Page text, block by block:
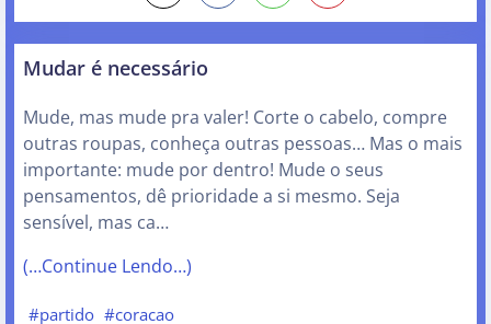
Mudar é necessário
Mude, mas mude pra valer! Corte o cabelo, compre
outras roupas, conheça outras pessoas… Mas o mais
importante: mude por dentro! Mude o seus
pensamentos, dê prioridade a si mesmo. Seja
sensível, mas ca…
(…Continue Lendo…)
#partido #coracao